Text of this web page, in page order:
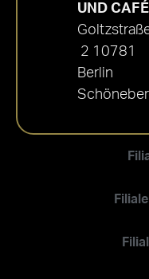
UND CAFÉ
2 10781
Berlin